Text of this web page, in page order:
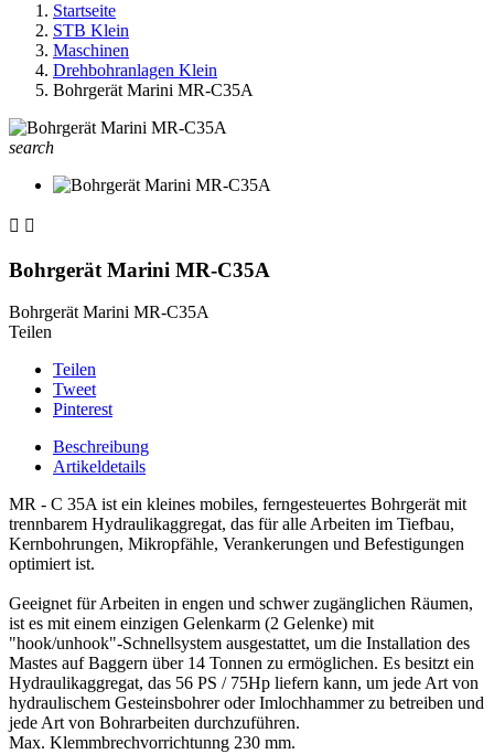
Startseite
STB Klein
Maschinen
Drehbohranlagen Klein
Bohrgerät Marini MR-C35A
search
 
Bohrgerät Marini MR-C35A
Bohrgerät Marini MR-C35A
Teilen
Teilen
Tweet
Pinterest
Beschreibung
Artikeldetails
MR - C 35A ist ein kleines mobiles, ferngesteuertes Bohrgerät mit
trennbarem Hydraulikaggregat, das für alle Arbeiten im Tiefbau,
Kernbohrungen, Mikropfähle, Verankerungen und Befestigungen
optimiert ist.
Geeignet für Arbeiten in engen und schwer zugänglichen Räumen,
ist es mit einem einzigen Gelenkarm (2 Gelenke) mit
"hook/unhook"-Schnellsystem ausgestattet, um die Installation des
Mastes auf Baggern über 14 Tonnen zu ermöglichen. Es besitzt ein
Hydraulikaggregat, das 56 PS / 75Hp liefern kann, um jede Art von
hydraulischem Gesteinsbohrer oder Imlochhammer zu betreiben und
jede Art von Bohrarbeiten durchzuführen.
Max. Klemmbrechvorrichtunng 230 mm.